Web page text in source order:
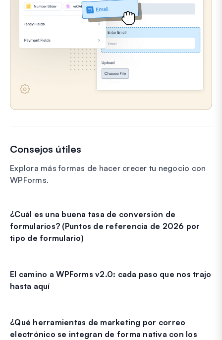
Consejos útiles
Explora más formas de hacer crecer tu negocio con
WPForms.
¿Cuál es una buena tasa de conversión de
formularios? (Puntos de referencia de 2026 por
tipo de formulario)
El camino a WPForms v2.0: cada paso que nos trajo
hasta aquí
¿Qué herramientas de marketing por correo
electrónico se integran de forma nativa con los